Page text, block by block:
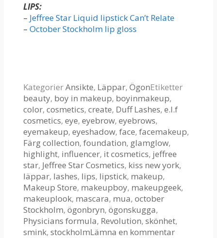
LIPS:
– Jeffree Star Liquid lipstick Can’t Relate
– October Stockholm lip gloss
KategorierAnsikte, Läppar, ÖgonEtiketter
beauty, boy in makeup, boyinmakeup,
color, cosmetics, create, Duff Lashes, e.l.f
cosmetics, eye, eyebrow, eyebrows,
eyemakeup, eyeshadow, face, facemakeup,
Färg collection, foundation, glamglow,
highlight, influencer, it cosmetics, jeffree
star, Jeffree Star Cosmetics, kiss new york,
läppar, lashes, lips, lipstick, makeup,
Makeup Store, makeupboy, makeupgeek,
makeuplook, mascara, mua, october
Stockholm, ögonbryn, ögonskugga,
Physicians formula, Revolution, skönhet,
smink, stockholmLämna en kommentar